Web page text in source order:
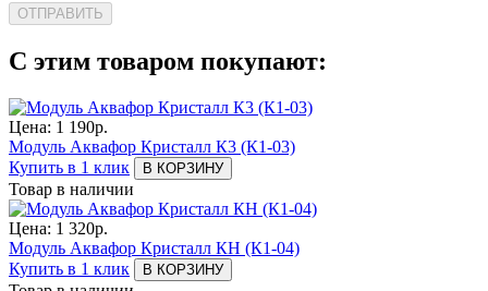
ОТПРАВИТЬ
С этим товаром покупают:
Цена: 1 190р.
Модуль Аквафор Кристалл К3 (К1-03)
Купить в 1 клик
В КОРЗИНУ
Товар в наличии
Цена: 1 320р.
Модуль Аквафор Кристалл КН (К1-04)
Купить в 1 клик
В КОРЗИНУ